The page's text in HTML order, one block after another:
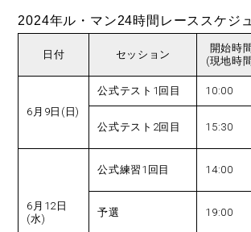
2024年ル・マン24時間レーススケジ
日付 セッション
開始時
(現地時
6月9日(日)
公式テスト1回目 10:00
公式テスト2回目 15:30
6月12日
(水)
公式練習1回目 14:00
予選 19:00